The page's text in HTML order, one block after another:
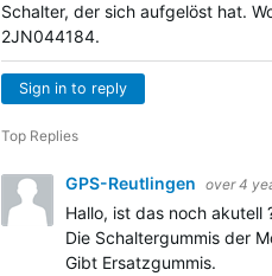
Schalter, der sich aufgelöst hat.
2JN044184.
Sign in to reply
Top Replies
GPS-Reutlingen over 4
Hallo, ist das noch akutell
Die Schaltergummis der
Gibt Ersatzgummis.